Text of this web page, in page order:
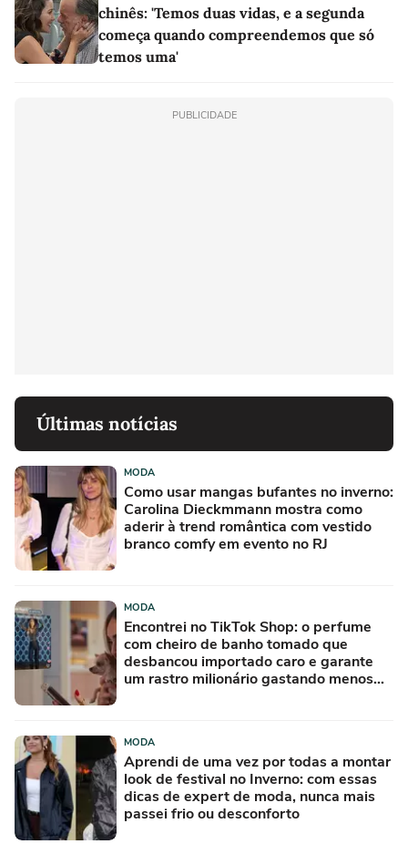
chinês: 'Temos duas vidas, e a segunda
começa quando compreendemos que só
temos uma'
PUBLICIDADE
Últimas notícias
MODA
Como usar mangas bufantes no inverno:
Carolina Dieckmmann mostra como
aderir à trend romântica com vestido
branco comfy em evento no RJ
MODA
Encontrei no TikTok Shop: o perfume
com cheiro de banho tomado que
desbancou importado caro e garante
um rastro milionário gastando menos
MODA
Aprendi de uma vez por todas a montar
look de festival no Inverno: com essas
dicas de expert de moda, nunca mais
passei frio ou desconforto